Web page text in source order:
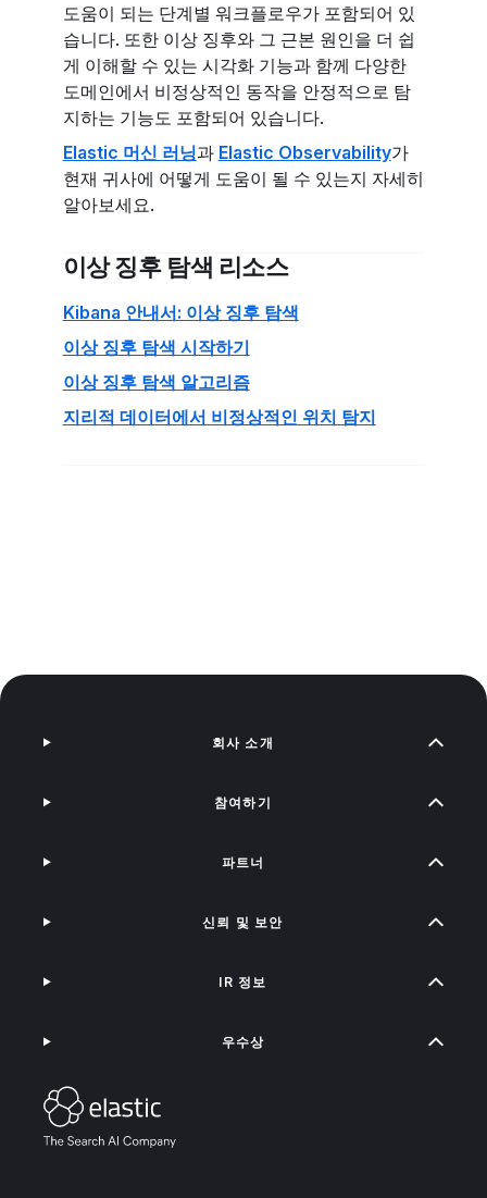
도움이 되는 단계별 워크플로우가 포함되어 있
습니다. 또한 이상 징후와 그 근본 원인을 더 쉽
게 이해할 수 있는 시각화 기능과 함께 다양한
도메인에서 비정상적인 동작을 안정적으로 탐
지하는 기능도 포함되어 있습니다.
Elastic 머신 러닝과 Elastic Observability가
현재 귀사에 어떻게 도움이 될 수 있는지 자세히
알아보세요.
이상 징후 탐색 리소스
Kibana 안내서: 이상 징후 탐색
이상 징후 탐색 시작하기
이상 징후 탐색 알고리즘
지리적 데이터에서 비정상적인 위치 탐지
회사 소개
참여하기
파트너
신뢰 및 보안
IR 정보
우수상